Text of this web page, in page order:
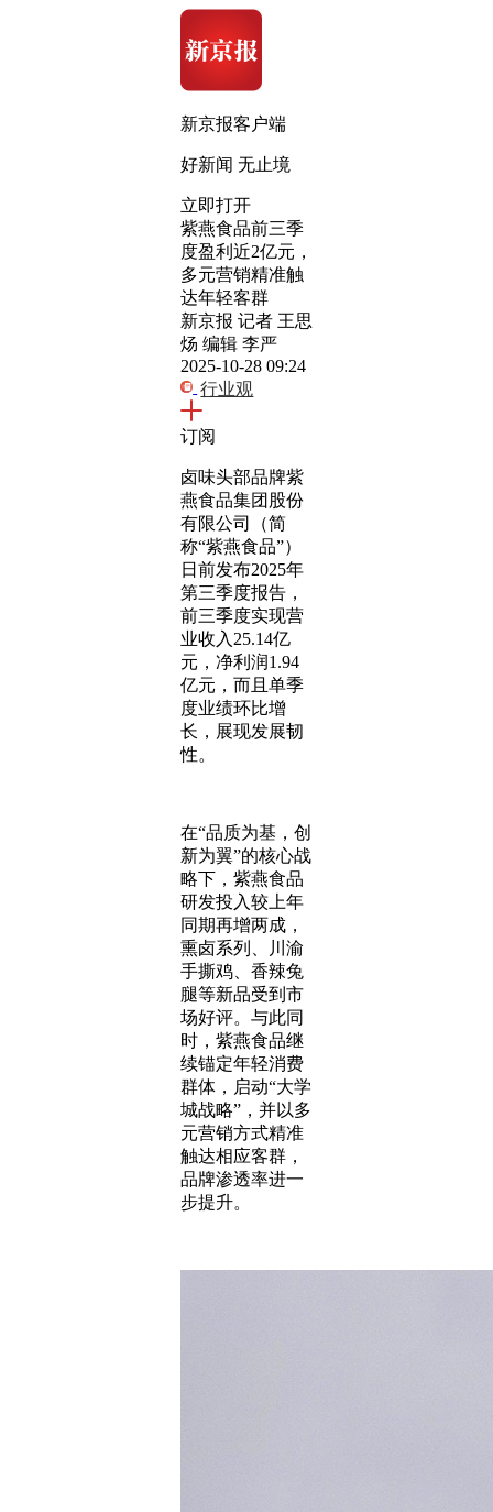
新京报客户端
好新闻 无止境
立即打开
紫燕食品前三季
度盈利近2亿元，
多元营销精准触
达年轻客群
新京报 记者 王思
炀 编辑 李严
2025-10-28 09:24
行业观
订阅
卤味头部品牌紫
燕食品集团股份
有限公司（简
称“紫燕食品”）
日前发布2025年
第三季度报告，
前三季度实现营
业收入25.14亿
元，净利润1.94
亿元，而且单季
度业绩环比增
长，展现发展韧
性。
在“品质为基，创
新为翼”的核心战
略下，紫燕食品
研发投入较上年
同期再增两成，
熏卤系列、川渝
手撕鸡、香辣兔
腿等新品受到市
场好评。与此同
时，紫燕食品继
续锚定年轻消费
群体，启动“大学
城战略”，并以多
元营销方式精准
触达相应客群，
品牌渗透率进一
步提升。